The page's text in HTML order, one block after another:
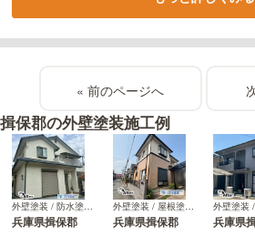
揖保郡の外壁塗装施工例
外壁塗装 / 防水塗装 / その他
兵庫県揖保郡
外壁塗装 / 屋根塗装 / 防水塗装
兵庫県揖保郡
外壁塗装
兵庫県
«